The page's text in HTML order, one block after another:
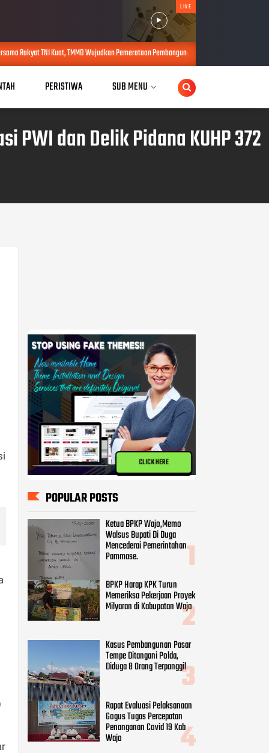
LIVE
Wujudkan Pemerataan Pembangunan dan Ketahanan Nasional di Daerah.
PERISTIWA SUB MENU
PWI dan Delik Pidana KUHP 372
CLICK HERE
POPULAR POSTS
Ketua BPKP Wajo,Memo
Walsus Bupati Di Duga
Mencederai Pemerintahan
Pammase.
BPKP Harap KPK Turun
Memeriksa Pekerjaan Proyek
Milyaran di Kabupatan Wajo
Kasus Pembangunan Pasar
Tempe Ditangani Polda,
Diduga 8 Orang Terpanggil
Rapat Evaluasi Pelaksanaan
Gogus Tugas Percepatan
Penanganan Covid 19 Kab
Wajo